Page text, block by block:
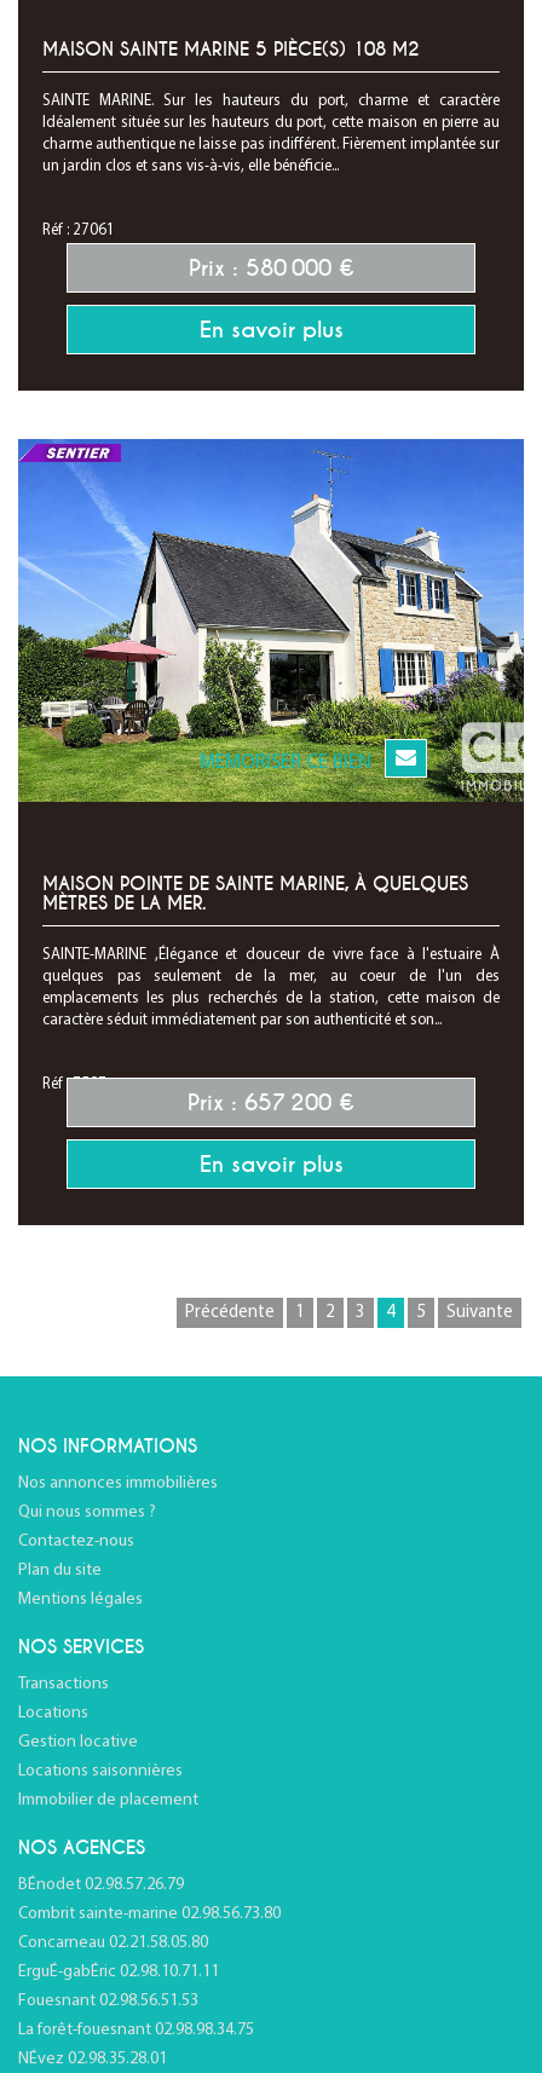
MAISON SAINTE MARINE 5 PIÈCE(S) 108 M2
SAINTE MARINE. Sur les hauteurs du port, charme et caractère
Idéalement située sur les hauteurs du port, cette maison en pierre au
charme authentique ne laisse pas indifférent. Fièrement implantée sur
un jardin clos et sans vis-à-vis, elle bénéficie...
Réf : 27061
Prix : 580 000 €
En savoir plus
MEMORISER CE BIEN
MAISON POINTE DE SAINTE MARINE, À QUELQUES
MÈTRES DE LA MER.
SAINTE-MARINE ,Élégance et douceur de vivre face à l'estuaire À
quelques pas seulement de la mer, au coeur de l'un des
emplacements les plus recherchés de la station, cette maison de
caractère séduit immédiatement par son authenticité et son...
Réf : 7597
Prix : 657 200 €
En savoir plus
Précédente 1 2 3 4 5 Suivante
NOS INFORMATIONS
Nos annonces immobilières
Qui nous sommes ?
Contactez-nous
Plan du site
Mentions légales
NOS SERVICES
Transactions
Locations
Gestion locative
Locations saisonnières
Immobilier de placement
NOS AGENCES
BÉnodet 02.98.57.26.79
Combrit sainte-marine 02.98.56.73.80
Concarneau 02.21.58.05.80
ErguÉ-gabÉric 02.98.10.71.11
Fouesnant 02.98.56.51.53
La forêt-fouesnant 02.98.98.34.75
NÉvez 02.98.35.28.01